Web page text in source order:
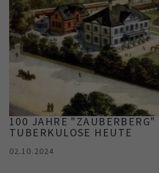
100 JAHRE "ZAUBERBERG"
TUBERKULOSE HEUTE
02.10.2024